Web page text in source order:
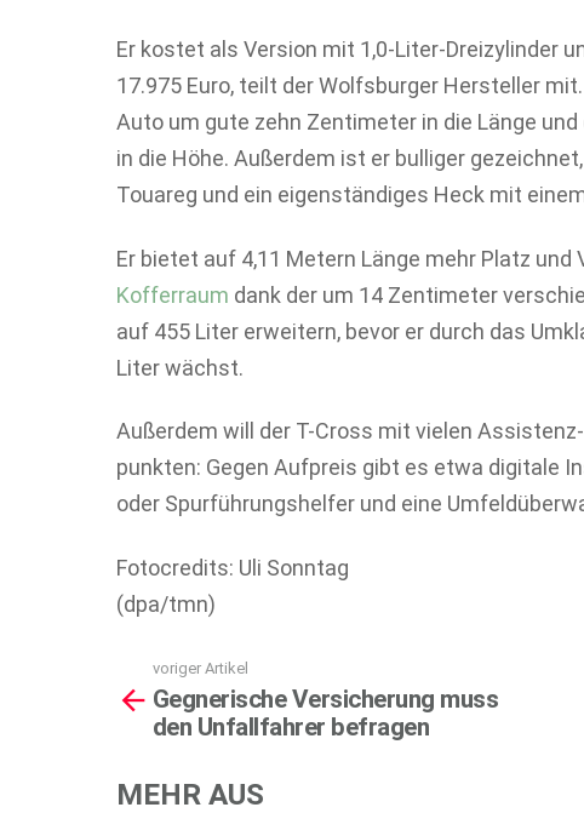
Er kostet als Version mit 1,0-Liter-Dreizylinder
17.975 Euro, teilt der Wolfsburger Hersteller
Auto um gute zehn Zentimeter in die Länge
in die Höhe. Außerdem ist er bulliger
Touareg und ein eigenständiges Heck mit
Er bietet auf 4,11 Metern Länge mehr Platz
Kofferraum dank der um 14 Zentimeter
auf 455 Liter erweitern, bevor er durch das
Liter wächst.
Außerdem will der T-Cross mit vielen
punkten: Gegen Aufpreis gibt es etwa digitale
oder Spurführungshelfer und eine
Fotocredits: Uli Sonntag
(dpa/tmn)
more
voriger Artikel
Gegnerische Versicherung muss
den Unfallfahrer befragen
MEHR AUS